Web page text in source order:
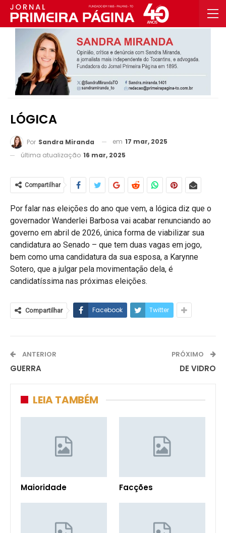
LÓGICA
Por Sandra Miranda em 17 mar, 2025
última atualização 16 mar, 2025
Compartilhar
Por falar nas eleições do ano que vem, a lógica diz que o
governador Wanderlei Barbosa vai acabar renunciando ao
governo em abril de 2026, única forma de viabilizar sua
candidatura ao Senado – que tem duas vagas em jogo,
bem como uma candidatura da sua esposa, a Karynne
Sotero, que a julgar pela movimentação dela, é
candidatíssima nas próximas eleições.
Compartilhar Facebook Twitter
ANTERIOR
GUERRA
PRÓXIMO
DE VIDRO
LEIA TAMBÉM
Maioridade Facções